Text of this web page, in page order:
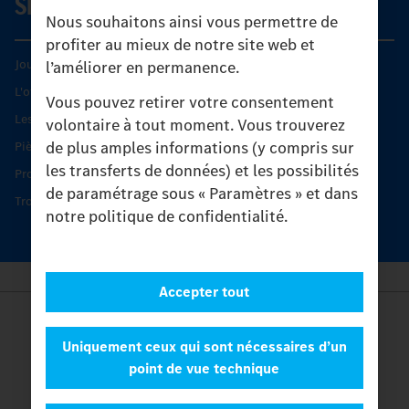
Nous souhaitons ainsi vous permettre de
profiter au mieux de notre site web et
l’améliorer en permanence.
Vous pouvez retirer votre consentement
volontaire à tout moment. Vous trouverez
de plus amples informations (y compris sur
les transferts de données) et les possibilités
de paramétrage sous « Paramètres » et dans
notre politique de confidentialité.
Uniquement ceux qui sont nécessaires d’un
point de vue technique
Accepter tout
Journées diagnostic Technique S.A.V Unimog
L'offre de services Unimog
Les produits phares
Pièces d’origine
Protection et maintien de la valeur
Trouver un partenaire
Provider
Legal Notice
Contact
Protection des données